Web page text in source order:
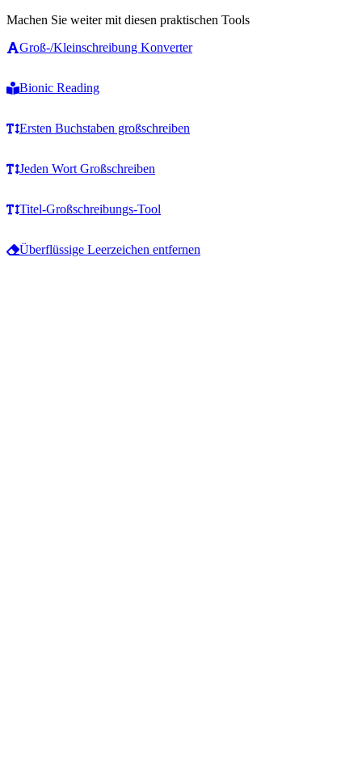
Machen Sie weiter mit diesen praktischen Tools
Groß-/Kleinschreibung Konverter
Bionic Reading
Ersten Buchstaben großschreiben
Jeden Wort Großschreiben
Titel-Großschreibungs-Tool
Überflüssige Leerzeichen entfernen